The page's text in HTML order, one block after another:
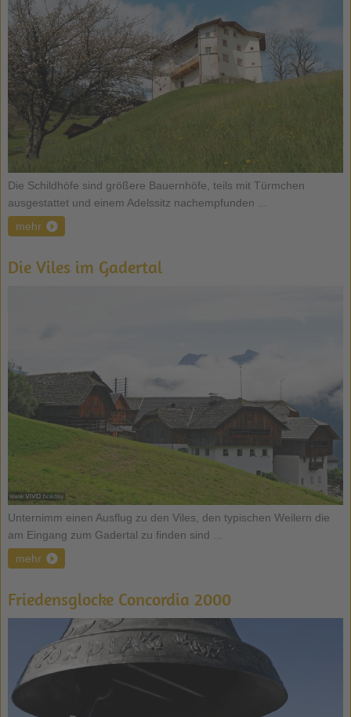
Die Schildhöfe sind größere Bauernhöfe, teils mit Türmchen
ausgestattet und einem Adelssitz nachempfunden ...
mehr
Die Viles im Gadertal
Unternimm einen Ausflug zu den Viles, den typischen Weilern die
am Eingang zum Gadertal zu finden sind ...
mehr
Friedensglocke Concordia 2000